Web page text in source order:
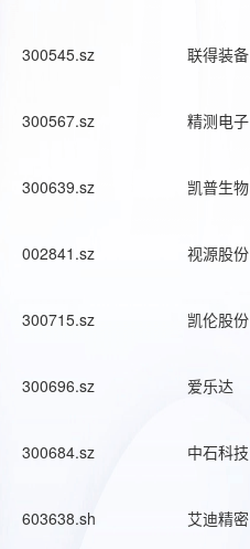
300545.sz 联得装备
300567.sz 精测电子
300639.sz 凯普生物
002841.sz 视源股份
300715.sz 凯伦股份
300696.sz 爱乐达
300684.sz 中石科技
603638.sh 艾迪精密